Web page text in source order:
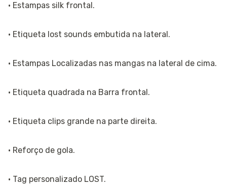
· Estampas silk frontal.
· Etiqueta lost sounds embutida na lateral.
· Estampas Localizadas nas mangas na lateral de cima.
· Etiqueta quadrada na Barra frontal.
· Etiqueta clips grande na parte direita.
· Reforço de gola.
· Tag personalizado LOST.